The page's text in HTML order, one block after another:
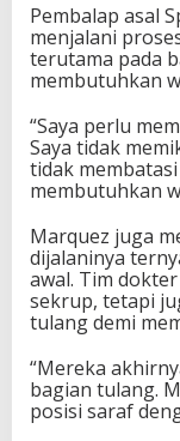
Pembalap asal
menjalani
terutama pada
membutuhkan
“Saya perlu
Saya tidak
tidak
membutuhkan
Marquez juga
dijalaninya
awal. Tim
sekrup, tetapi
tulang demi
“Mereka
bagian tulang.
posisi saraf